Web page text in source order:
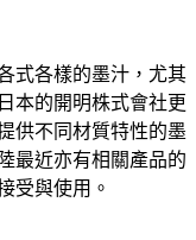
式各樣的墨汁，尤其
本的開明株式會社更
供不同材質特性的墨
最近亦有相關產品的
受與使用。